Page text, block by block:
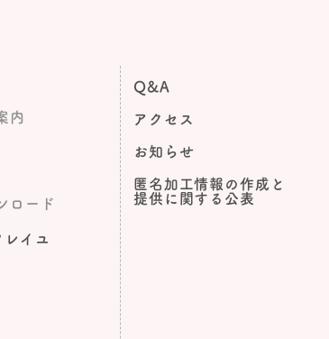
内
ロード
イユ
Q&A
アクセス
お知らせ
匿名加工情報の作成と
提供に関する公表